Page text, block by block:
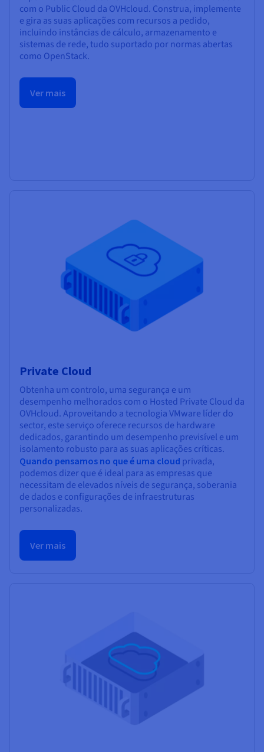
com o Public Cloud da OVHcloud. Construa, implemente
e gira as suas aplicações com recursos a pedido,
incluindo instâncias de cálculo, armazenamento e
sistemas de rede, tudo suportado por normas abertas
como OpenStack.
Ver mais
Private Cloud
Obtenha um controlo, uma segurança e um
desempenho melhorados com o Hosted Private Cloud da
OVHcloud. Aproveitando a tecnologia VMware líder do
sector, este serviço oferece recursos de hardware
dedicados, garantindo um desempenho previsível e um
isolamento robusto para as suas aplicações críticas.
Quando pensamos no que é uma cloud privada,
podemos dizer que é ideal para as empresas que
necessitam de elevados níveis de segurança, soberania
de dados e configurações de infraestruturas
personalizadas.
Ver mais